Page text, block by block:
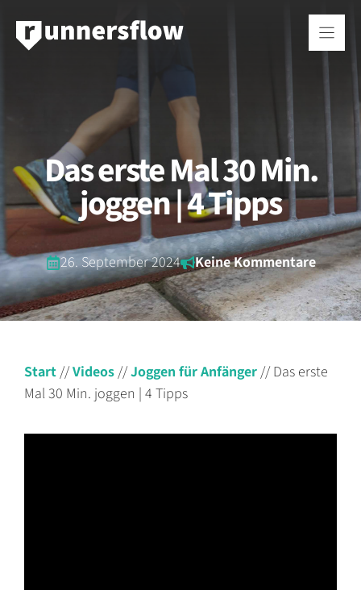
Inhalt
springen
Das erste Mal 30 Min.
joggen | 4 Tipps
26. September 2024 Keine Kommentare
Start//Videos//Joggen für Anfänger//Das erste
Mal 30 Min. joggen | 4 Tipps